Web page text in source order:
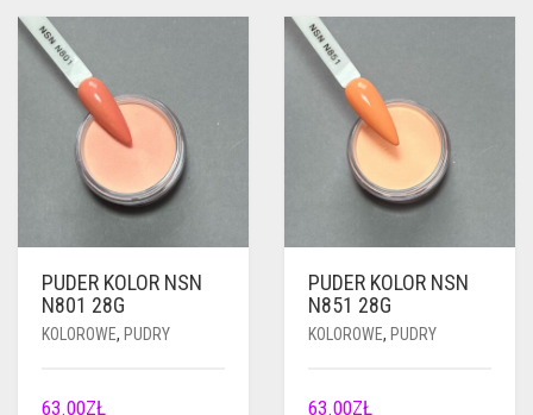
PUDER KOLOR NSN
N801 28G
KOLOROWE, PUDRY
63.00ZŁ
PUDER KOLOR NSN
N851 28G
KOLOROWE, PUDRY
63.00ZŁ